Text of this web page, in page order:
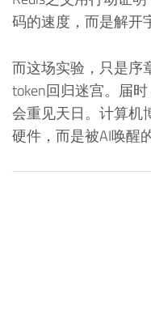
码的速度，而是解开
而这场实验，只是序
token回归迷宫。届
会重见天日。计算机
硬件，而是被AI唤醒